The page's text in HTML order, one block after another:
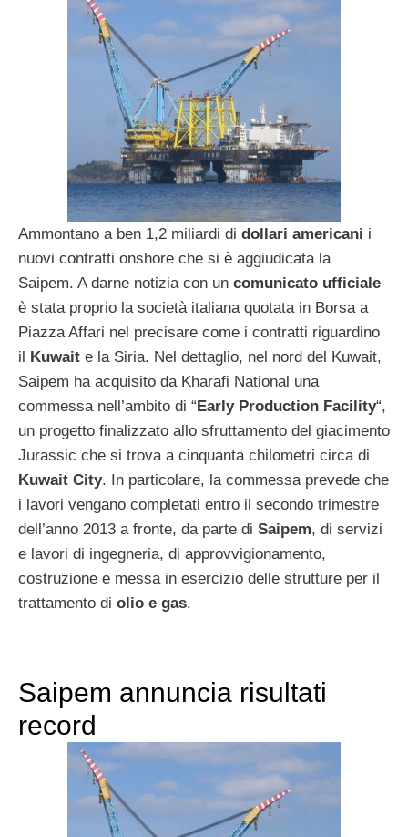
Ammontano a ben 1,2 miliardi di dollari americani i
nuovi contratti onshore che si è aggiudicata la
Saipem. A darne notizia con un comunicato ufficiale
è stata proprio la società italiana quotata in Borsa a
Piazza Affari nel precisare come i contratti riguardino
il Kuwait e la Siria. Nel dettaglio, nel nord del Kuwait,
Saipem ha acquisito da Kharafi National una
commessa nell’ambito di “Early Production Facility“,
un progetto finalizzato allo sfruttamento del giacimento
Jurassic che si trova a cinquanta chilometri circa di
Kuwait City. In particolare, la commessa prevede che
i lavori vengano completati entro il secondo trimestre
dell’anno 2013 a fronte, da parte di Saipem, di servizi
e lavori di ingegneria, di approvvigionamento,
costruzione e messa in esercizio delle strutture per il
trattamento di olio e gas.
Saipem annuncia risultati
record